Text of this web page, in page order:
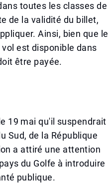
toutes les classes de
de la validité du billet,
Ainsi, bien que le
est disponible dans
être payée.
19 mai qu'il suspendrait
Sud, de la République
a attiré une attention
du Golfe à introduire
publique.